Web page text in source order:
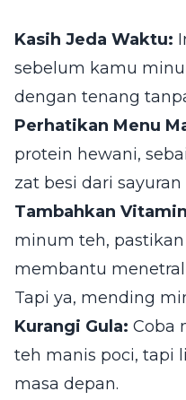
Kasih Jeda Waktu:
sebelum kamu
dengan tenang
Perhatikan Menu
protein hewani,
zat besi dari sayuran
Tambahkan
minum teh,
membantu
Tapi ya, mending
Kurangi Gula: Coba
teh manis poci, tapi
masa depan.